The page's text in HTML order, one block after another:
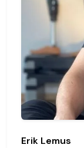
Erik Lemus